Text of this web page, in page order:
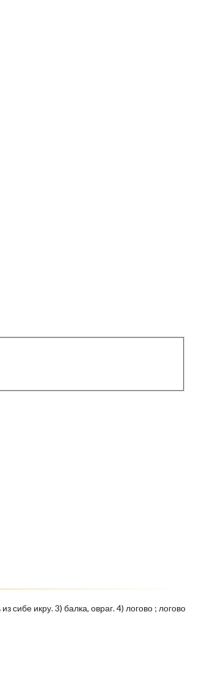
сибе икру. 3) балка, овраг. 4) логово ; логово